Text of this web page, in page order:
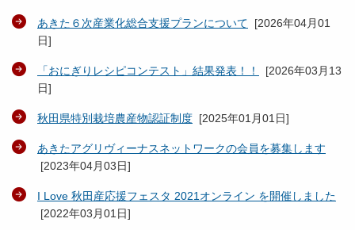
あきた６次産業化総合支援プランについて [2026年04月01
日]
「おにぎりレシピコンテスト」結果発表！！ [2026年03月13
日]
秋田県特別栽培農産物認証制度 [2025年01月01日]
あきたアグリヴィーナスネットワークの会員を募集します
[2023年04月03日]
I Love 秋田産応援フェスタ 2021オンライン を開催しました
[2022年03月01日]